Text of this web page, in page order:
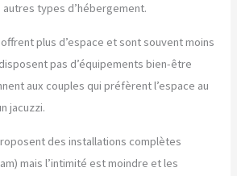
types d’hébergement.
plus d’espace et sont souvent moins
pas d’équipements bien-être
aux couples qui préfèrent l’espace au
jacuzzi.
des installations complètes
mais l’intimité est moindre et les